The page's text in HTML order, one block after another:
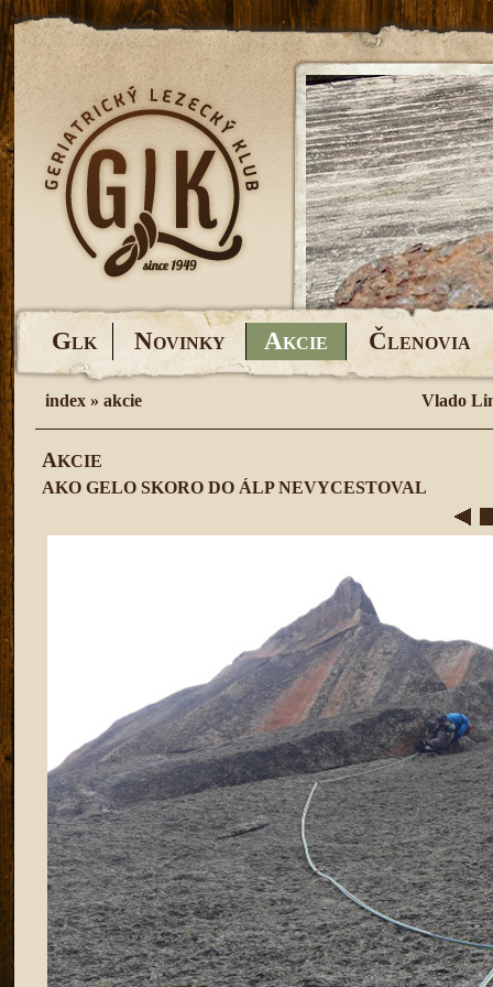
GLK NOVINKY AKCIE ČLENOVIA
index » akcie Vlado
AKCIE
AKO GELO SKORO DO ÁLP NEVYCESTOVAL